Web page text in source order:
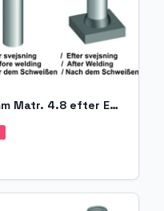
ID Gevindbøs M6-Ø10x45 mm Matr. 4.8 efter EN ISO 13918